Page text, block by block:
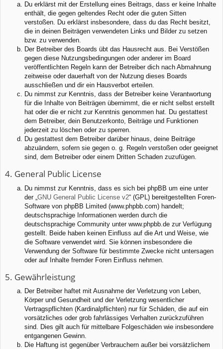
Du erklärst mit der Erstellung eines Beitrags, dass er keine Inhalte
enthält, die gegen geltendes Recht oder die guten Sitten
verstoßen. Du erklärst insbesondere, dass du das Recht besitzt,
die in deinen Beiträgen verwendeten Links und Bilder zu setzen
bzw. zu verwenden.
Der Betreiber des Boards übt das Hausrecht aus. Bei Verstößen
gegen diese Nutzungsbedingungen oder anderer im Board
veröffentlichten Regeln kann der Betreiber dich nach Abmahnung
zeitweise oder dauerhaft von der Nutzung dieses Boards
ausschließen und dir ein Hausverbot erteilen.
Du nimmst zur Kenntnis, dass der Betreiber keine Verantwortung
für die Inhalte von Beiträgen übernimmt, die er nicht selbst erstellt
hat oder die er nicht zur Kenntnis genommen hat. Du gestattest
dem Betreiber, dein Benutzerkonto, Beiträge und Funktionen
jederzeit zu löschen oder zu sperren.
Du gestattest dem Betreiber darüber hinaus, deine Beiträge
abzuändern, sofern sie gegen o. g. Regeln verstoßen oder geeignet
sind, dem Betreiber oder einem Dritten Schaden zuzufügen.
4. General Public License
Du nimmst zur Kenntnis, dass es sich bei phpBB um eine unter
der „ GNU General Public License v2“ (GPL) bereitgestellten Foren-
Software von phpBB Limited (www.phpbb.com) handelt;
deutschsprachige Informationen werden durch die
deutschsprachige Community unter www.phpbb.de zur Verfügung
gestellt. Beide haben keinen Einfluss auf die Art und Weise, wie
die Software verwendet wird. Sie können insbesondere die
Verwendung der Software für bestimmte Zwecke nicht untersagen
oder auf Inhalte fremder Foren Einfluss nehmen.
5. Gewährleistung
Der Betreiber haftet mit Ausnahme der Verletzung von Leben,
Körper und Gesundheit und der Verletzung wesentlicher
Vertragspflichten (Kardinalpflichten) nur für Schäden, die auf ein
vorsätzliches oder grob fahrlässiges Verhalten zurückzuführen
sind. Dies gilt auch für mittelbare Folgeschäden wie insbesondere
entgangenen Gewinn.
Die Haftung ist gegenüber Verbrauchern außer bei vorsätzlichem